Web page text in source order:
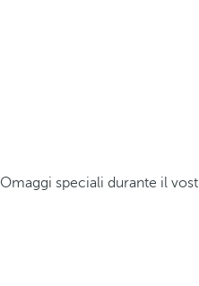
Omaggi speciali durante il